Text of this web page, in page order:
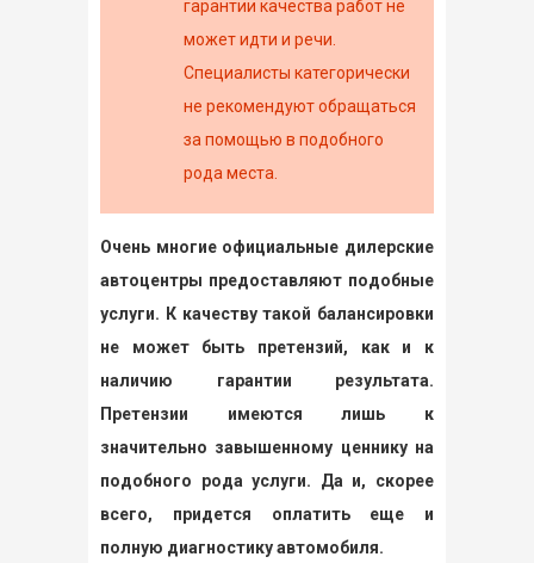
гарантии качества работ не
может идти и речи.
Специалисты категорически
не рекомендуют обращаться
за помощью в подобного
рода места.
Очень многие официальные дилерские
автоцентры предоставляют подобные
услуги. К качеству такой балансировки
не может быть претензий, как и к
наличию гарантии результата.
Претензии имеются лишь к
значительно завышенному ценнику на
подобного рода услуги. Да и, скорее
всего, придется оплатить еще и
полную диагностику автомобиля.